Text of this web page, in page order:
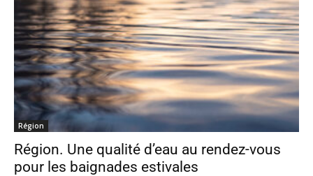
Région
Région. Une qualité d’eau au rendez-vous
pour les baignades estivales